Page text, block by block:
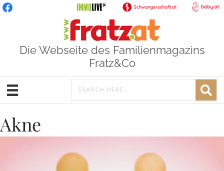
Die Webseite des Familienmagazins
Fratz&Co
Akne